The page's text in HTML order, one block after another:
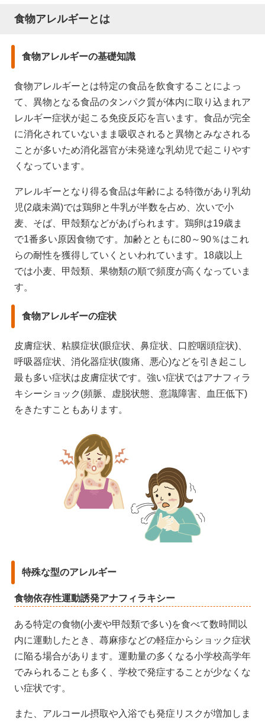
食物アレルギーとは
食物アレルギーの基礎知識
食物アレルギーとは特定の食品を飲食することによっ
て、異物となる食品のタンパク質が体内に取り込まれア
レルギー症状が起こる免疫反応を言います。食品が完全
に消化されていないまま吸収されると異物とみなされる
ことが多いため消化器官が未発達な乳幼児で起こりやす
くなっています。
アレルギーとなり得る食品は年齢による特徴があり乳幼
児(2歳未満)では鶏卵と牛乳が半数を占め、次いで小
麦、そば、甲殻類などがあげられます。鶏卵は19歳ま
で1番多い原因食物です。加齢とともに80～90％はこれ
らの耐性を獲得していくといわれています。18歳以上
では小麦、甲殻類、果物類の順で頻度が高くなっていま
す。
食物アレルギーの症状
皮膚症状、粘膜症状(眼症状、鼻症状、口腔咽頭症状)、
呼吸器症状、消化器症状(腹痛、悪心)などを引き起こし
最も多い症状は皮膚症状です。強い症状ではアナフィラ
キシーショック(頻脈、虚脱状態、意識障害、血圧低下)
をきたすこともあります。
特殊な型のアレルギー
食物依存性運動誘発アナフィラキシー
ある特定の食物(小麦や甲殻類で多い)を食べて数時間以
内に運動したとき、蕁麻疹などの軽症からショック症状
に陥る場合があります。運動量の多くなる小学校高学年
でみられることも多く、学校で発症することが少なくな
い症状です。
また、アルコール摂取や入浴でも発症リスクが増加しま